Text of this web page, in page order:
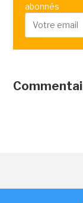
abonnés